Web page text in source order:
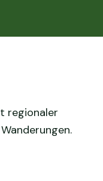
regionaler